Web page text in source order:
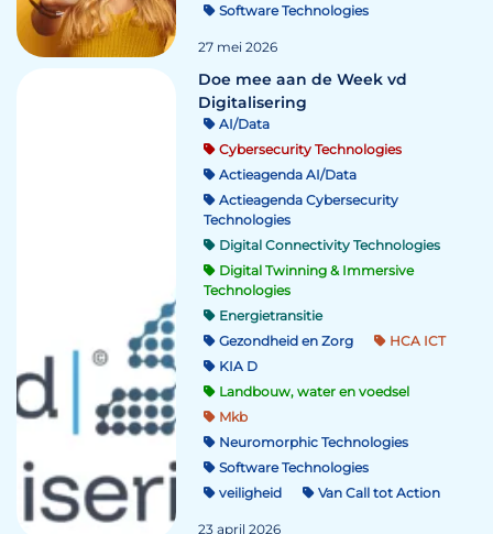
Software Technologies
27 mei 2026
Doe mee aan de Week vd
Digitalisering
AI/Data
Cybersecurity Technologies
Actieagenda AI/Data
Actieagenda Cybersecurity
Technologies
Digital Connectivity Technologies
Digital Twinning & Immersive
Technologies
Energietransitie
Gezondheid en Zorg
HCA ICT
KIA D
Landbouw, water en voedsel
Mkb
Neuromorphic Technologies
Software Technologies
veiligheid
Van Call tot Action
23 april 2026